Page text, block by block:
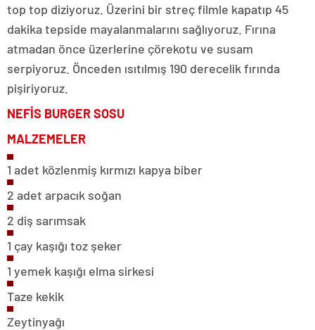
top top diziyoruz. Üzerini bir streç filmle kapatıp 45
dakika tepside mayalanmalarını sağlıyoruz. Fırına
atmadan önce üzerlerine çörekotu ve susam
serpiyoruz. Önceden ısıtılmış 190 derecelik fırında
pişiriyoruz.
NEFİS BURGER SOSU
MALZEMELER
1 adet közlenmiş kırmızı kapya biber
2 adet arpacık soğan
2 diş sarımsak
1 çay kaşığı toz şeker
1 yemek kaşığı elma sirkesi
Taze kekik
Zeytinyağı